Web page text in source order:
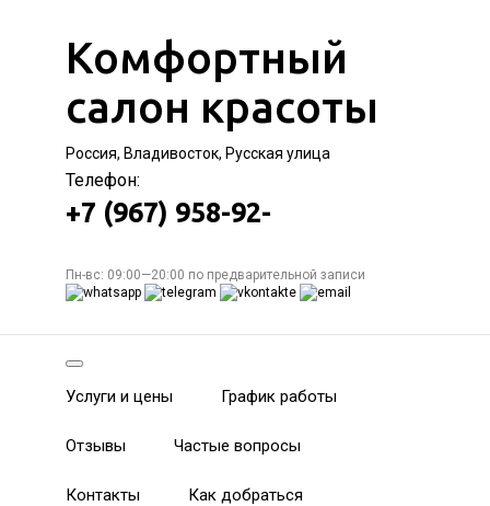
Комфортный
салон красоты
Россия, Владивосток, Русская улица
Телефон:
+7 (967) 958-92-
Пн-вс: 09:00—20:00 по предварительной записи
Услуги и цены График работы
Отзывы Частые вопросы
Контакты Как добраться